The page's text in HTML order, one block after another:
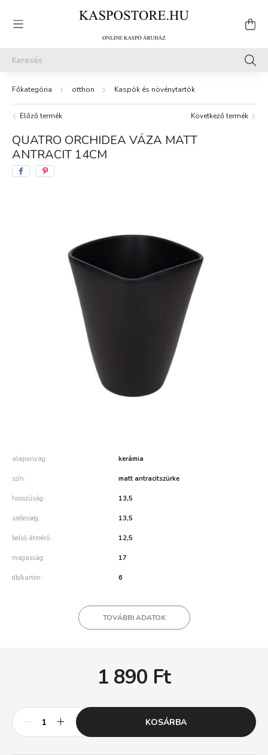
otthon Kaspók és növénytartók
Előző termék Következő termék
QUATRO ORCHIDEA VÁZA MATT
ANTRACIT 14CM
alapanyag kerámia
szín matt antracitszürke
hosszúság 13,5
szélesség 13,5
belső átmérő 12,5
magasság 17
db/karton 6
TOVÁBBI ADATOK
1 890 Ft
KOSÁRBA